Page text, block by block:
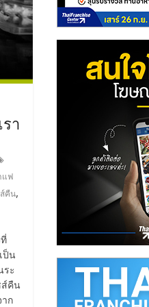
า
แฟ
คืน,
ป็น
ระ
ส์คืน
ก